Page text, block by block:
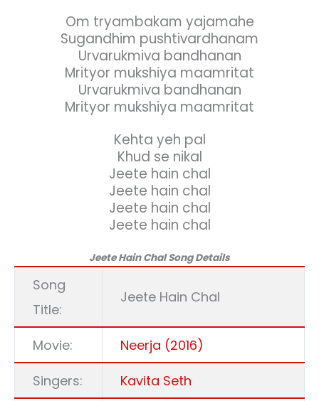
Om tryambakam yajamahe
Sugandhim pushtivardhanam
Urvarukmiva bandhanan
Mrityor mukshiya maamritat
Urvarukmiva bandhanan
Mrityor mukshiya maamritat
Kehta yeh pal
Khud se nikal
Jeete hain chal
Jeete hain chal
Jeete hain chal
Jeete hain chal
Jeete Hain Chal Song Details
Song
Title:
Jeete Hain Chal
Movie:
Neerja (2016)
Singers:
Kavita Seth